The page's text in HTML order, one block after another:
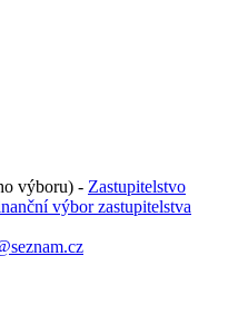
výboru) - Zastupitelstvo
výbor zastupitelstva